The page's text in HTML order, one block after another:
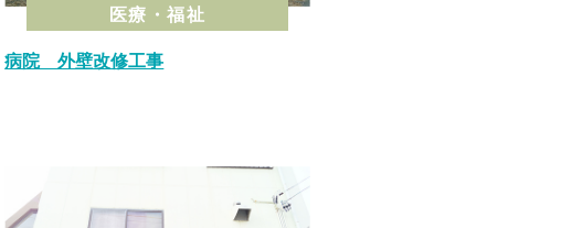
医療・福祉
病院 外壁改修工事